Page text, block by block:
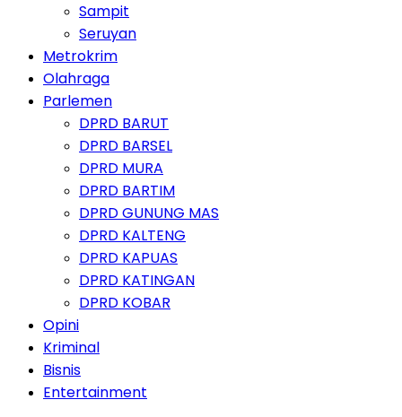
Sampit
Seruyan
Metrokrim
Olahraga
Parlemen
DPRD BARUT
DPRD BARSEL
DPRD MURA
DPRD BARTIM
DPRD GUNUNG MAS
DPRD KALTENG
DPRD KAPUAS
DPRD KATINGAN
DPRD KOBAR
Opini
Kriminal
Bisnis
Entertainment